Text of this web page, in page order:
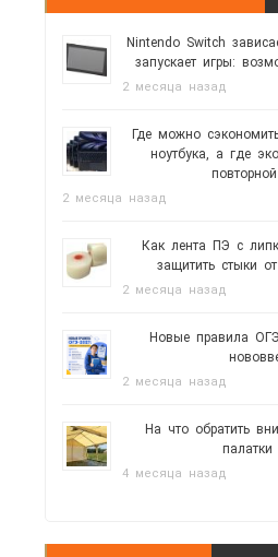
Nintendo Switch
запускает игры:
2 месяца назад
Где можно
ноутбука, а где
2 месяца назад
Как лента ПЭ с
защитить стыки
2 месяца назад
Новые правила
2 месяца назад
На что обратить
палатки
4 месяца назад